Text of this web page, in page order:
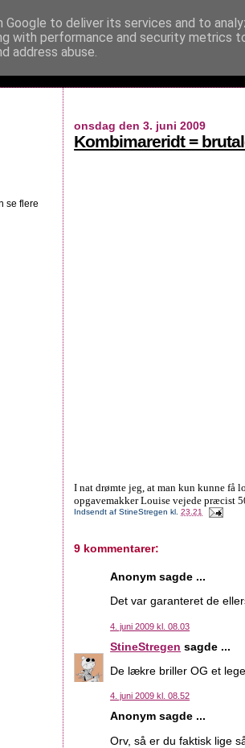
onsdag den 3. juni 2009
Kombimareridt =
I nat drømte jeg, at man kun kunne få
opgavemakker Louise vejede præcist
Indsendt afStineStregen kl.23.21
9 kommentarer:
Anonym sagde ...
Det var garanteret de
4. juni 2009 kl. 08.03
StineStregen sagde ...
De lækre briller OG et
4. juni 2009 kl. 08.52
Anonym sagde ...
Orv, så er du faktisk lige
se flere
to deliver its services and to
with performance and security metrics
address abuse.